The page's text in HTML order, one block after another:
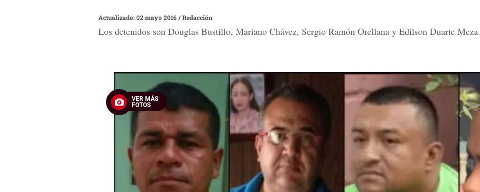
Actualizado: 02 mayo 2016/Redacción
Los detenidos son Douglas Bustillo, Mariano Chávez, Sergio Ramón Orellana y Edilson Duarte Meza.
VER MÁS
FOTOS